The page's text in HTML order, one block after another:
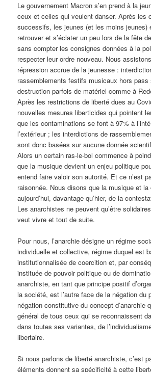
Le gouvernement Macron s’en prend à la
ceux et celles qui veulent danser. Après les
successifs, les jeunes (et les moins jeunes)
retrouver et s’éclater un peu lors de la fête
sans compter les consignes données à la
respecter leur ordre nouveau. Nous
répression accrue de la jeunesse :
rassemblements festifs musicaux hors pass
destruction parfois de matériel comme à
Après les restrictions de liberté dues au
nouvelles mesures liberticides qui pointent
que les contaminations se font à 97% à
l’extérieur ; les interdictions de
sont donc basées sur aucune donnée
Alors un certain ras-le-bol commence à
que la musique devient un enjeu politique
entend faire valoir son autorité. Et ce n’est
raisonnée. Nous disons que la musique et
aujourd’hui, davantage qu’hier, de la
Les anarchistes ne peuvent qu’être
veut vivre et tout de suite.
Pour nous, l’anarchie désigne un régime
individuelle et collective, régime duquel est
institutionnalisée de coercition et, par
instituée de pouvoir politique ou de
anarchiste, en tant que principe positif
la société, est l’autre face de la négation du
négation constitutive du concept d’anarchie
général de tous ceux qui se reconnaissent
dans toutes ses variantes, de
libertaire.
Si nous parlons de liberté anarchiste, c’est
éléments donnent sa spécificité à cette